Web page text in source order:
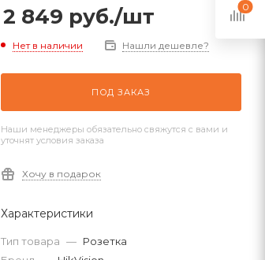
2 849 руб./шт
Нет в наличии Нашли дешевле?
ПОД ЗАКАЗ
Наши менеджеры обязательно свяжутся с вами и
уточнят условия заказа
Хочу в подарок
Характеристики
Тип товара — Розетка
0